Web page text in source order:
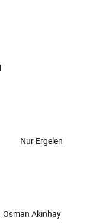
Nur Ergelen
Osman Akınhay